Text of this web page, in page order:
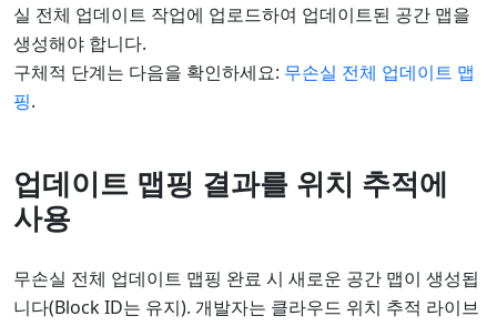
실 전체 업데이트 작업에 업로드하여 업데이트된 공간 맵을
생성해야 합니다.
구체적 단계는 다음을 확인하세요: 무손실 전체 업데이트 맵
핑.
업데이트 맵핑 결과를 위치 추적에
사용
무손실 전체 업데이트 맵핑 완료 시 새로운 공간 맵이 생성됩
니다(Block ID는 유지). 개발자는 클라우드 위치 추적 라이브